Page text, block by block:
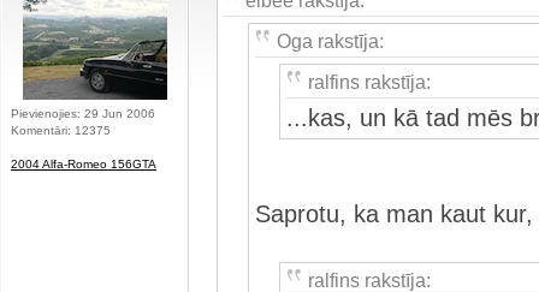
Pievienojies: 29 Jun 2006
Komentāri: 12375
2004 Alfa-Romeo 156GTA
Oga rakstīja:
ralfins rakstīja:
...kas, un kā tad mēs
Saprotu, ka man kaut
ralfins rakstīja: